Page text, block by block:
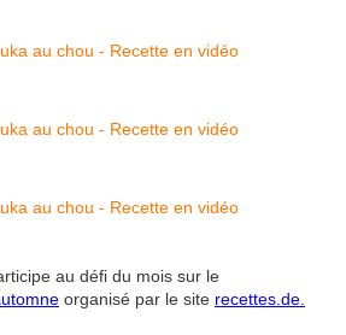
au défi du mois sur le
organisé par le site recettes.de.